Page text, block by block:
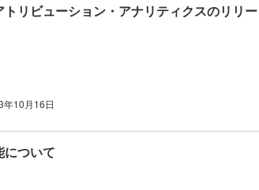
トリビューション・アナリティクスのリリー
年10月16日
について